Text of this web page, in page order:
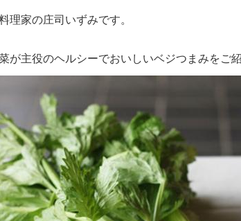
理家の庄司いずみです。
が主役のヘルシーでおいしいベジつまみをご